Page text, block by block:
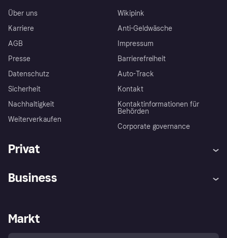
Über uns
Karriere
AGB
Presse
Datenschutz
Sicherheit
Nachhaltigkeit
Weiterverkaufen
Wikipink
Anti-Geldwäsche
Impressum
Barrierefreiheit
Auto-Track
Kontakt
Kontaktinformationen für
Behörden
Corporate governance
Privat
Shops entdecken
Business
Händlerportal
Markt